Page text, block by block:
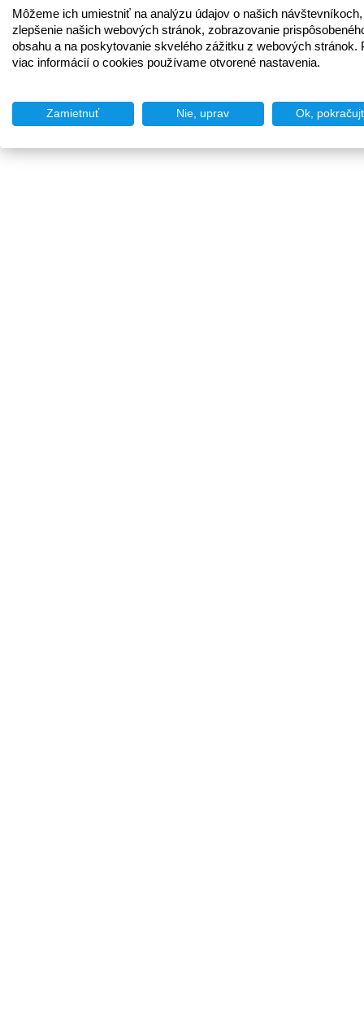
Môžeme ich umiestniť na analýzu údajov o našich
zlepšenie našich webových stránok, zobrazovanie
obsahu a na poskytovanie skvelého zážitku z webových stránok.
viac informácií o cookies používame otvorené nastavenia.
Zamietnuť Nie, uprav Ok,